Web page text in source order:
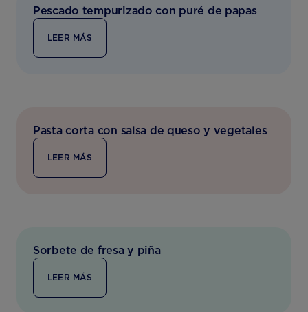
Pescado tempurizado con puré de papas
LEER MÁS
Pasta corta con salsa de queso y vegetales
LEER MÁS
Sorbete de fresa y piña
LEER MÁS